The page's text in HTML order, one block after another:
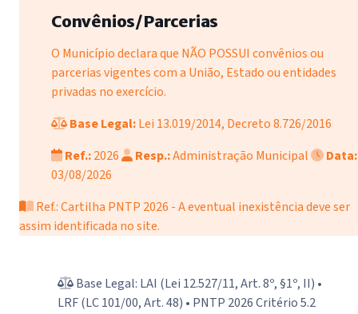
Convênios/Parcerias
O Município declara que NÃO POSSUI convênios ou
parcerias vigentes com a União, Estado ou entidades
privadas no exercício.
Base Legal:Lei 13.019/2014, Decreto 8.726/2016
Ref.:2026 Resp.:Administração Municipal
Data:
03/08/2026
Ref.: Cartilha PNTP 2026 - A eventual inexistência deve ser
assim identificada no site.
Base Legal: LAI (Lei 12.527/11, Art. 8º, §1º, II) •
LRF (LC 101/00, Art. 48) • PNTP 2026 Critério 5.2